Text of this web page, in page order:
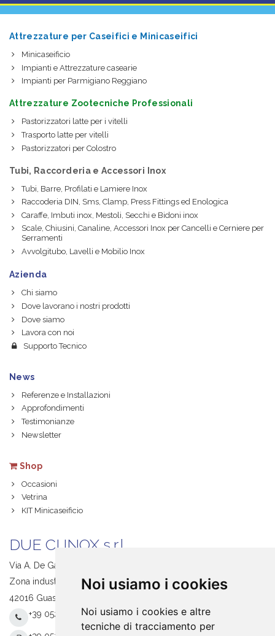
Noi usiamo i cookies
Noi usiamo i cookies e altre
tecniche di tracciamento per
Attrezzature per Caseifici e Minicaseifici
Minicaseificio
Impianti e Attrezzature casearie
Impianti per Parmigiano Reggiano
Attrezzature Zootecniche Professionali
Pastorizzatori latte per i vitelli
Trasporto latte per vitelli
Pastorizzatori per Colostro
Tubi, Raccorderia e Accessori Inox
Tubi, Barre, Profilati e Lamiere Inox
Raccoderia DIN, Sms, Clamp, Press Fittings ed Enologica
Caraffe, Imbuti inox, Mestoli, Secchi e Bidoni inox
Scale, Chiusini, Canaline, Accessori Inox per Cancelli e Cerniere per
Serramenti
Avvolgitubo, Lavelli e Mobilio Inox
Azienda
Chi siamo
Dove lavorano i nostri prodotti
Dove siamo
Lavora con noi
Supporto Tecnico
News
Referenze e Installazioni
Approfondimenti
Testimonianze
Newsletter
Shop
Occasioni
Vetrina
KIT Minicaseificio
DUE CI INOX s.r.l.
Via A. De Gasperi, 1
Zona industriale S. Giacomo
42016 Guastalla (RE) Italy
+39 0522 831205